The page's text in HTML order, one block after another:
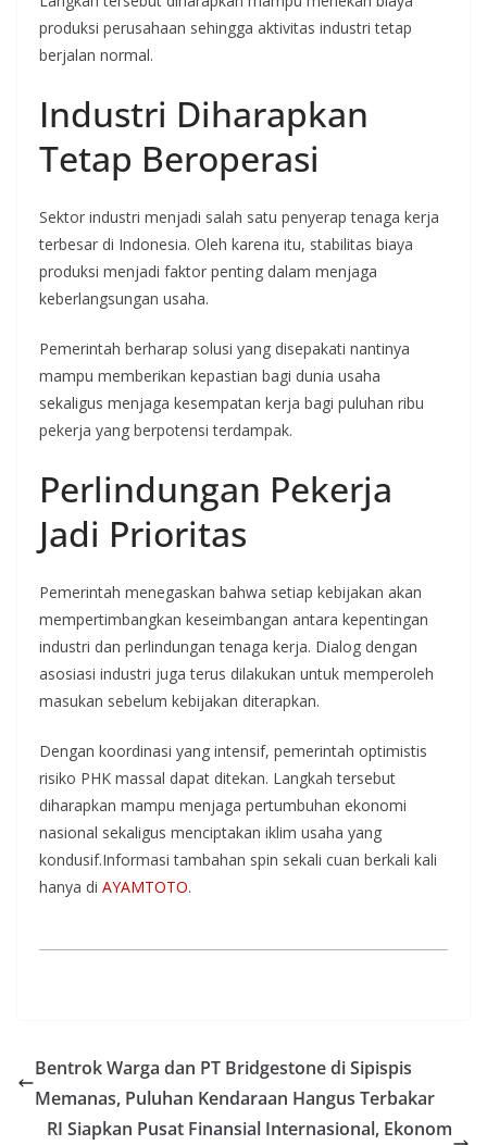
produksi perusahaan sehingga aktivitas industri tetap
berjalan normal.
Industri Diharapkan
Tetap Beroperasi
Sektor industri menjadi salah satu penyerap tenaga kerja
terbesar di Indonesia. Oleh karena itu, stabilitas biaya
produksi menjadi faktor penting dalam menjaga
keberlangsungan usaha.
Pemerintah berharap solusi yang disepakati nantinya
mampu memberikan kepastian bagi dunia usaha
sekaligus menjaga kesempatan kerja bagi puluhan ribu
pekerja yang berpotensi terdampak.
Perlindungan Pekerja
Jadi Prioritas
Pemerintah menegaskan bahwa setiap kebijakan akan
mempertimbangkan keseimbangan antara kepentingan
industri dan perlindungan tenaga kerja. Dialog dengan
asosiasi industri juga terus dilakukan untuk memperoleh
masukan sebelum kebijakan diterapkan.
Dengan koordinasi yang intensif, pemerintah optimistis
risiko PHK massal dapat ditekan. Langkah tersebut
diharapkan mampu menjaga pertumbuhan ekonomi
nasional sekaligus menciptakan iklim usaha yang
kondusif.Informasi tambahan spin sekali cuan berkali kali
hanya di AYAMTOTO.
Bentrok Warga dan PT Bridgestone di Sipispis
Memanas, Puluhan Kendaraan Hangus Terbakar
RI Siapkan Pusat Finansial Internasional, Ekonom